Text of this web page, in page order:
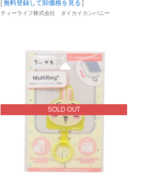
[無料登録して卸価格を見る ]
ティーライフ株式会社 ダイカイカンパニー
SOLD OUT